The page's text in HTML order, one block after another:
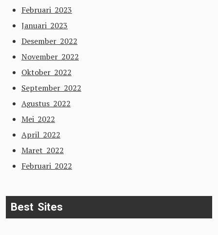
Februari 2023
Januari 2023
Desember 2022
November 2022
Oktober 2022
September 2022
Agustus 2022
Mei 2022
April 2022
Maret 2022
Februari 2022
Best Sites